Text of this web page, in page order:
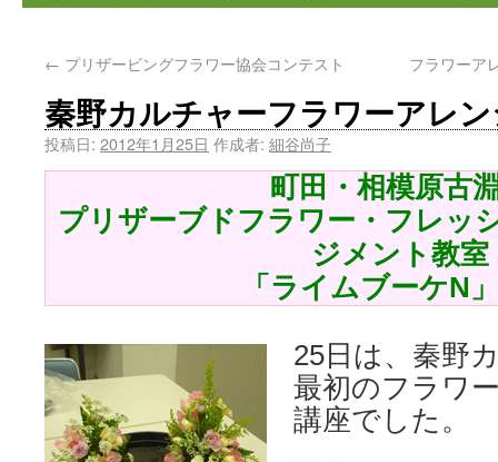
← プリザービングフラワー協会コンテスト フラワーア
秦野カルチャーフラワーアレ
投稿日: 2012年1月25日 作成者: 細谷尚子
町田・相模原古
プリザーブドフラワー・フレッ
ジメント教室
「ライムブーケN
25日は、秦野
最初のフラワ
講座でした。